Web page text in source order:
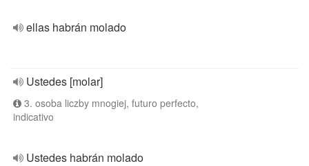
ellas habrán molado
Ustedes [molar]
3. osoba liczby mnogiej, futuro perfecto,
indicativo
Ustedes habrán molado